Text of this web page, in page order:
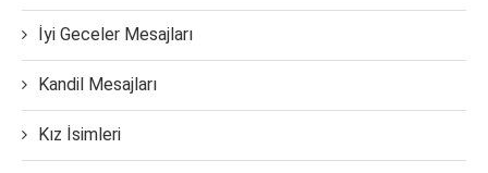
İyi Geceler Mesajları
Kandil Mesajları
Kız İsimleri